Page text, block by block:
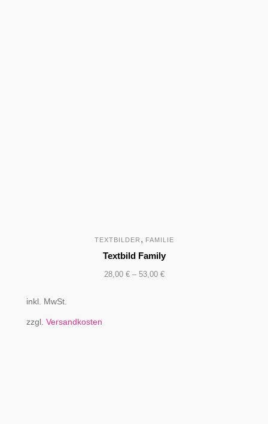
TEXTBILDER , FAMILIE
Textbild Family
28,00 €– 53,00 €
inkl. MwSt.
zzgl. Versandkosten